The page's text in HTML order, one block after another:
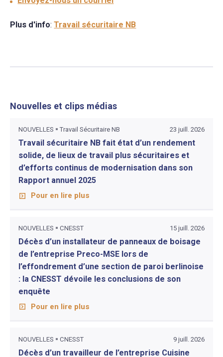
Plus d'info:Travail sécuritaire NB
Nouvelles et clips médias
NOUVELLES Travail Sécuritaire NB 23 juill. 2026
Travail sécuritaire NB fait état d’un rendement
solide, de lieux de travail plus sécuritaires et
d’efforts continus de modernisation dans son
Rapport annuel 2025
Pour en lire plus
NOUVELLES CNESST 15 juill. 2026
Décès d’un installateur de panneaux de boisage
de l’entreprise Preco-MSE lors de
l’effondrement d’une section de paroi berlinoise
: la CNESST dévoile les conclusions de son
enquête
Pour en lire plus
NOUVELLES CNESST 9 juill. 2026
Décès d’un travailleur de l’entreprise Cuisine